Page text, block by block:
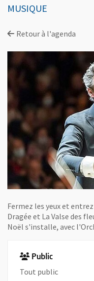
MUSIQUE
Retour à l'agenda
Fermez les yeux et
Dragée et La Valse des
Noël s'installe, avec
Public
Tout public